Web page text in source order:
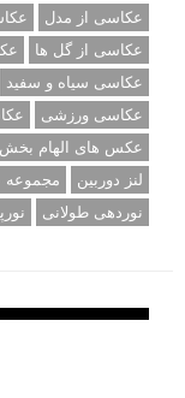
عکاسی از مدل
عکاسی از گل ها
عکاسی سیاه و سفید
عکاسی ورزشی
عکس های الهام بخش
لنز دوربین
نوردهی طولانی